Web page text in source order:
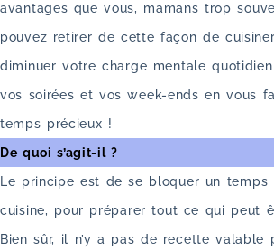
avantages que vous, mamans trop
pouvez retirer de cette façon de
diminuer votre charge mentale
vos soirées et vos week-ends en vous
temps précieux !
De quoi s’agit-il ?
Le principe est de se bloquer un temps
cuisine, pour préparer tout ce qui peut
Bien sûr, il n’y a pas de recette valable